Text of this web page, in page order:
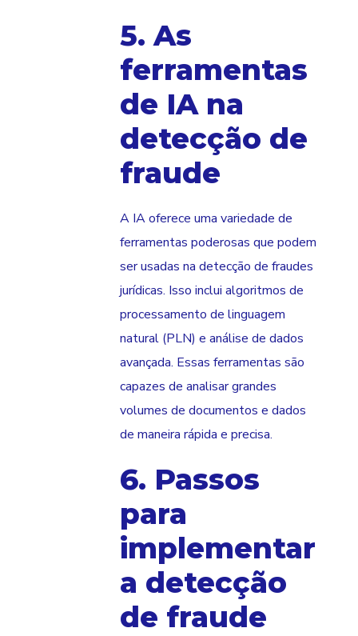
5. As
ferramentas
de IA na
detecção de
fraude
A IA oferece uma variedade de
ferramentas poderosas que podem
ser usadas na detecção de fraudes
jurídicas. Isso inclui algoritmos de
processamento de linguagem
natural (PLN) e análise de dados
avançada. Essas ferramentas são
capazes de analisar grandes
volumes de documentos e dados
de maneira rápida e precisa.
6. Passos
para
implementar
a detecção
de fraude